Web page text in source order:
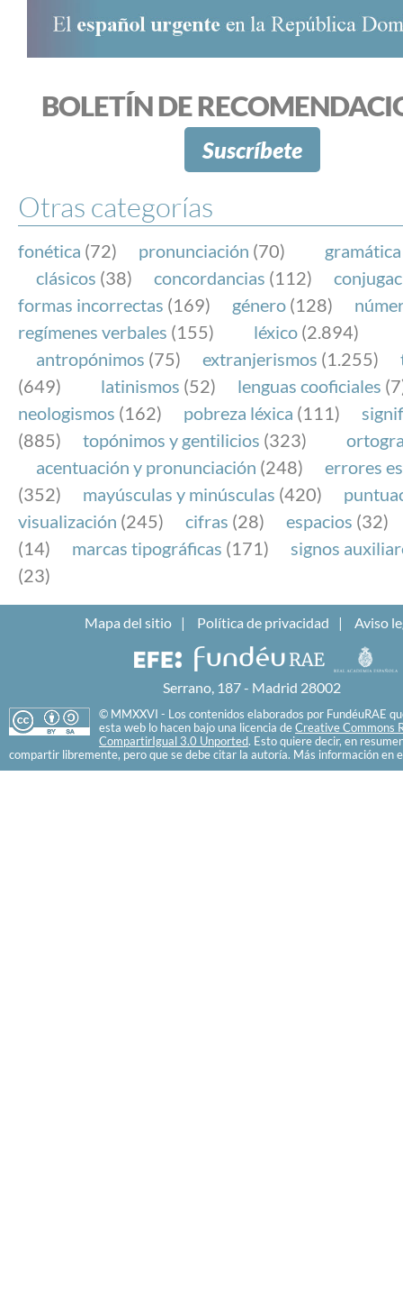
BOLETÍN DE
Suscríbete
Otras categorías
fonética (72) pronunciación (70) gramática
clásicos (38) concordancias (112)
formas incorrectas (169) género (128)
regímenes verbales (155) léxico (2.894)
antropónimos (75) extranjerismos (1.255)
(649)
latinismos (52) lenguas cooficiales
neologismos (162) pobreza léxica (111)
(885)
topónimos y gentilicios (323)
acentuación y pronunciación (248)
errores
(352)
mayúsculas y minúsculas (420)
visualización (245) cifras (28) espacios (32)
(14)
marcas tipográficas (171)
signos
(23)
Mapa del sitio Política de privacidad Aviso
Serrano, 187 - Madrid 28002
© MMXXVI - Los contenidos elaborados por FundéuRAE
esta web lo hacen bajo una licencia de Creative Commons
CompartirIgual 3.0 Unported. Esto quiere decir, en
compartir libremente, pero que se debe citar la autoría. Más información en